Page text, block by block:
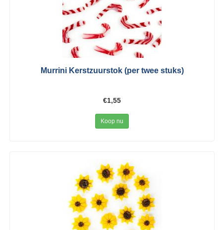
Murrini Kerstzuurstok (per twee stuks)
€1,55
Koop nu